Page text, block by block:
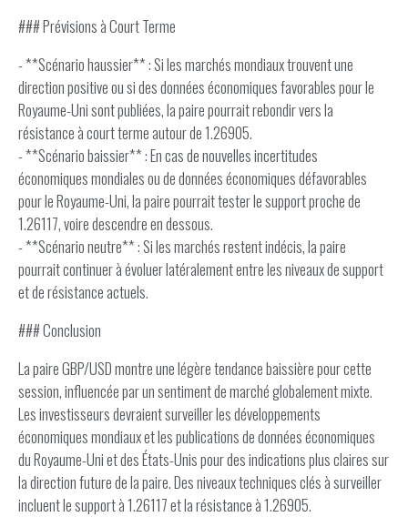
### Prévisions à Court Terme
- **Scénario haussier** : Si les marchés mondiaux trouvent une
direction positive ou si des données économiques favorables pour le
Royaume-Uni sont publiées, la paire pourrait rebondir vers la
résistance à court terme autour de 1.26905.
- **Scénario baissier** : En cas de nouvelles incertitudes
économiques mondiales ou de données économiques défavorables
pour le Royaume-Uni, la paire pourrait tester le support proche de
1.26117, voire descendre en dessous.
- **Scénario neutre** : Si les marchés restent indécis, la paire
pourrait continuer à évoluer latéralement entre les niveaux de support
et de résistance actuels.
### Conclusion
La paire GBP/USD montre une légère tendance baissière pour cette
session, influencée par un sentiment de marché globalement mixte.
Les investisseurs devraient surveiller les développements
économiques mondiaux et les publications de données économiques
du Royaume-Uni et des États-Unis pour des indications plus claires sur
la direction future de la paire. Des niveaux techniques clés à surveiller
incluent le support à 1.26117 et la résistance à 1.26905.